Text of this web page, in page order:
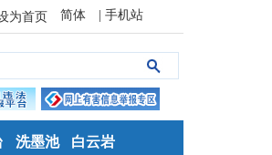
为首页 简体 | 手机站
洗墨池 白云岩